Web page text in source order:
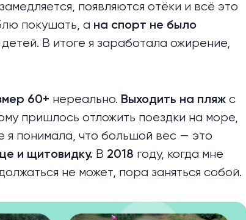
появляются отёки и всё это
покушать, а на спорт не было
В итоге я заработала ожирение,
60+ нереально. Выходить на пляж с
пришлось отложить поездки на море,
я понимала, что большой вес — это
и щитовидку. В 2018 году, когда мне
не может, пора заняться собой.